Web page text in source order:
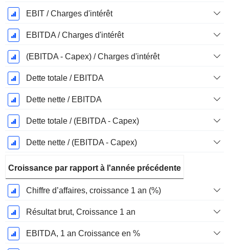
EBIT / Charges d'intérêt
EBITDA / Charges d'intérêt
(EBITDA - Capex) / Charges d'intérêt
Dette totale / EBITDA
Dette nette / EBITDA
Dette totale / (EBITDA - Capex)
Dette nette / (EBITDA - Capex)
Croissance par rapport à l'année précédente
Chiffre d’affaires, croissance 1 an (%)
Résultat brut, Croissance 1 an
EBITDA, 1 an Croissance en %